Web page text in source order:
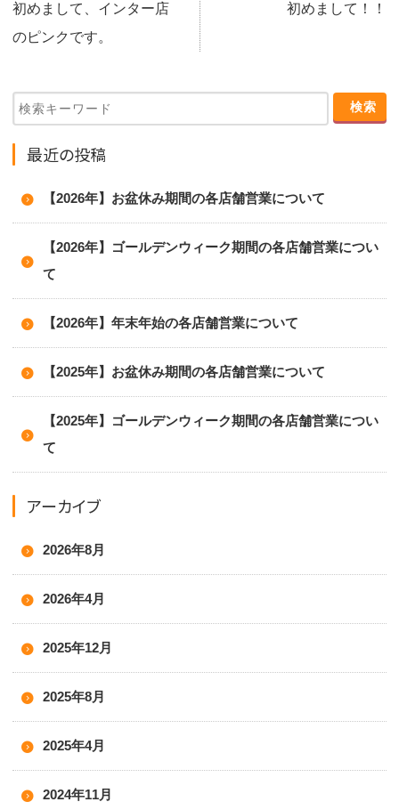
初めまして、インター店
のピンクです。
初めまして！！
最近の投稿
【2026年】お盆休み期間の各店舗営業について
【2026年】ゴールデンウィーク期間の各店舗営業につい
て
【2026年】年末年始の各店舗営業について
【2025年】お盆休み期間の各店舗営業について
【2025年】ゴールデンウィーク期間の各店舗営業につい
て
アーカイブ
2026年8月
2026年4月
2025年12月
2025年8月
2025年4月
2024年11月